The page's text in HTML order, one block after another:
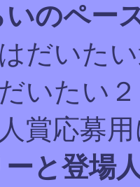
いのペー
だいた
いたい
賞応募用
と登場